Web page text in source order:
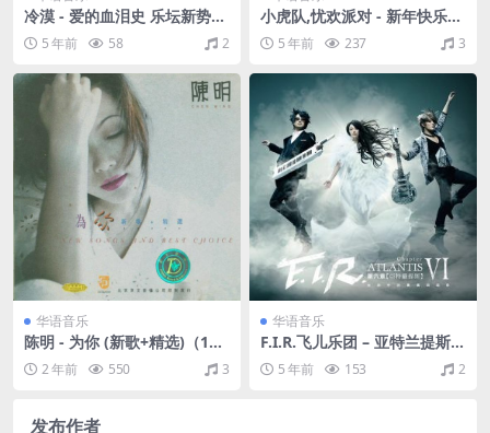
冷漠 - 爱的血泪史 乐坛新势力
完美对唱 2012 （WAV+CUE/
整轨/712M）
5 年前 58 2
小虎队,忧欢派对 - 新年快乐
（1989/FLAC/分轨/247M）
5 年前 237 3
华语音乐
陈明 - 为你 (新歌+精选)（199
7/FLAC/分轨/353M）
2 年前 550 3
华语音乐
F.I.R.飞儿乐团 – 亚特兰提斯
（2011/FLAC/分轨/292M）
5 年前 153 2
发布作者